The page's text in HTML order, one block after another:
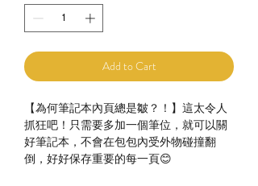
Add to Cart
【為何筆記本內頁總是皺？！】這太令人
抓狂吧！只需要多加一個筆位，就可以關
好筆記本，不會在包包內受外物碰撞翻
倒，好好保存重要的每一頁😊